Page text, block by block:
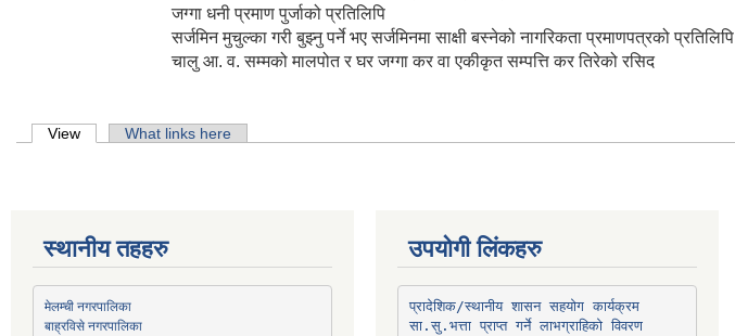
जग्गा धनी प्रमाण पुर्जाको प्रतिलिपि
सर्जमिन मुचुल्का गरी बुझ्नु पर्ने भए सर्जमिनमा साक्षी बस्नेको नागरिकता प्रमाणपत्रको प्रतिलिपि
चालु आ. व. सम्मको मालपोत र घर जग्गा कर वा एकीकृत सम्पत्ति कर तिरेको रसिद
Primary tabs
View (active tab)What links here
स्थानीय तहहरु
मेलम्ची नगरपालिका
बाह्रविसे नगरपालिका
उपयोगी लिंकहरु
प्रादेशिक/स्थानीय शासन सहयोग कार्यक्रम
सा.सु.भत्ता प्राप्त गर्ने लाभग्राहिको विवरण